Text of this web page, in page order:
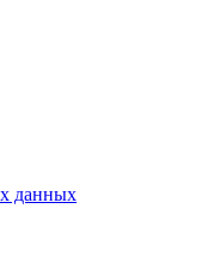
данных